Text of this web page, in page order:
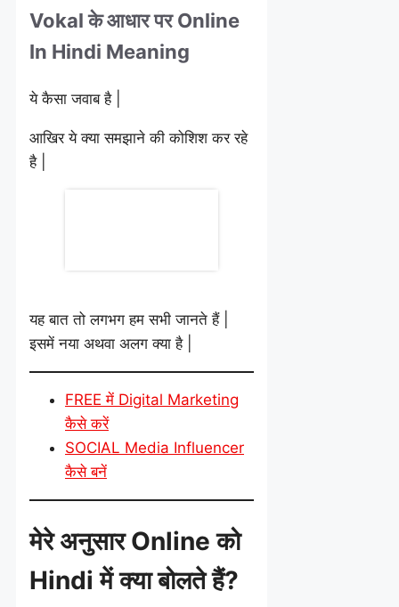
Vokal के आधार पर Online
In Hindi Meaning
ये कैसा जवाब है |
आखिर ये क्या समझाने की कोशिश कर रहे
है |
यह बात तो लगभग हम सभी जानते हैं |
इसमें नया अथवा अलग क्या है |
FREE में Digital Marketing
कैसे करें
SOCIAL Media Influencer
कैसे बनें
मेरे अनुसार Online को
Hindi में क्या बोलते हैं?